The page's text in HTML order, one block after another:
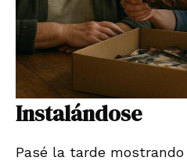
Instalándose
Pasé la tarde